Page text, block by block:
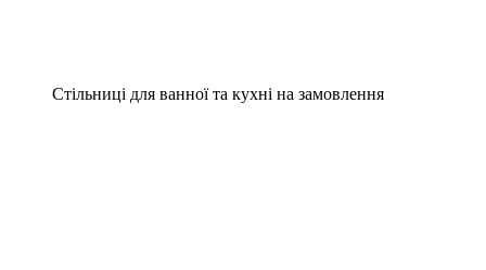
Стільниці для ванної та кухні на замовлення